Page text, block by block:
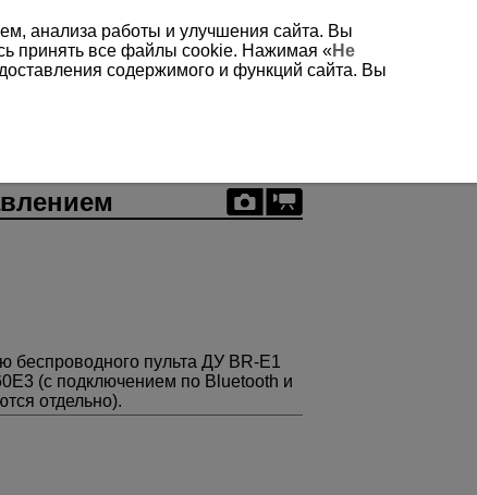
беспроводного пульта ДУ BR-E1
(с подключением по Bluetooth и
отдельно).
анализа работы и улучшения сайта. Вы
принять все файлы cookie. Нажимая «Не
содержимого и функций сайта. Вы